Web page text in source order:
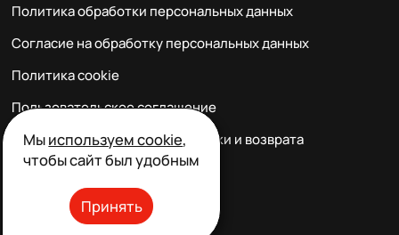
Политика обработки персональных данных
Согласие на обработку персональных данных
Политика cookie
Пользовательское соглашение
Правила заказа, оплаты, доставки и возврата
Реквизиты и контакты
Мыиспользуем cookie,
чтобы сайт был удобным
Принять